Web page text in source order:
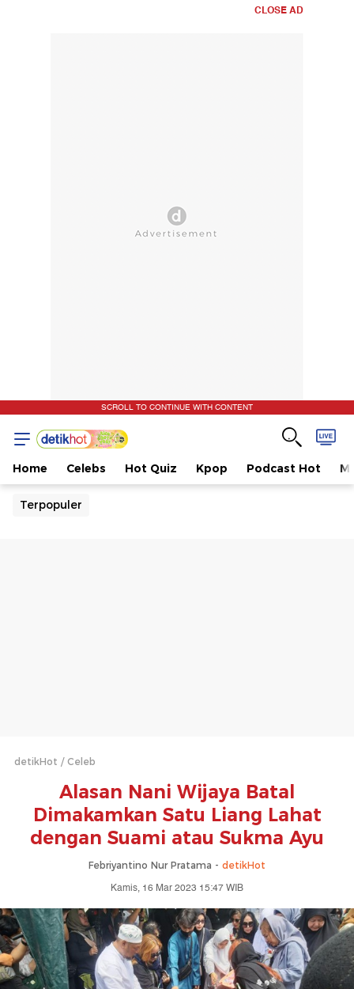
CLOSE AD
SCROLL TO CONTINUE WITH CONTENT
Home Celebs Hot Quiz Kpop Podcast Hot
Terpopuler
detikHot Celeb
Alasan Nani Wijaya Batal
Dimakamkan Satu Liang Lahat
dengan Suami atau Sukma Ayu
Febriyantino Nur Pratama - detikHot
Kamis, 16 Mar 2023 15:47 WIB